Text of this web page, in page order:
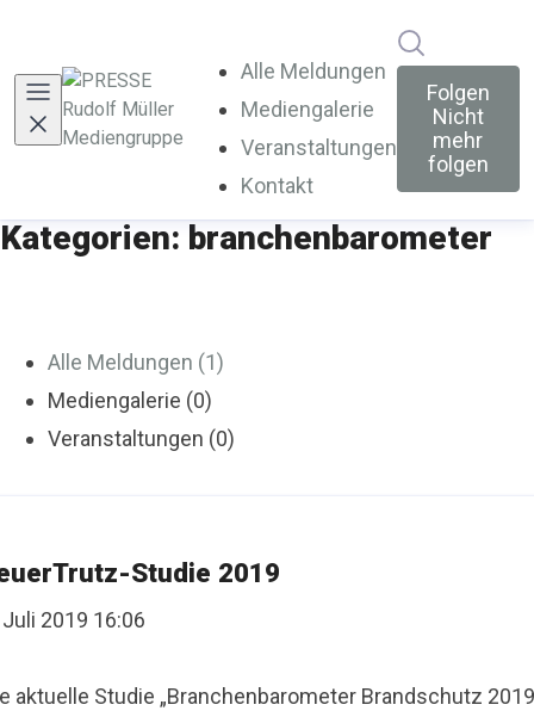
Alle Meldungen
Mediengalerie
Veranstaltungen
Kontakt
Folgen
Nicht
mehr
folgen
Kategorien: branchenbarometer
Alle Meldungen (1)
Mediengalerie (0)
Veranstaltungen (0)
Studie 2019
2019 16:06
aktuelle Studie „Branchenbarometer Brandschutz